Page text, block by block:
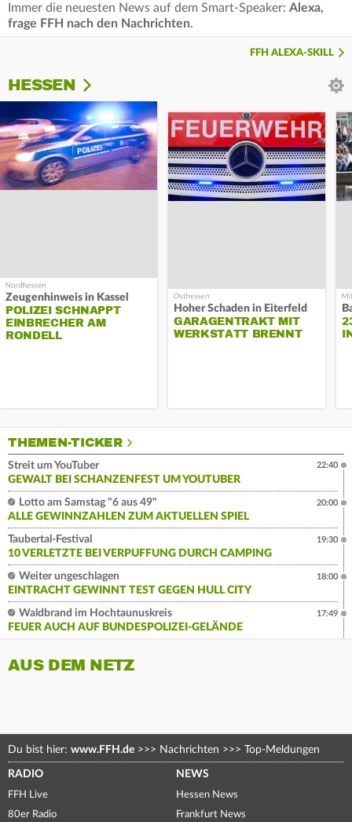
Immer die neuesten News auf dem Smart-Speaker: Alexa,
frage FFH nach den Nachrichten.
FFH ALEXA-SKILL
HESSEN
Zeugenhinweis in Kassel
POLIZEI SCHNAPPT
EINBRECHER AM
RONDELL
Hoher Schaden in Eiterfeld
GARAGENTRAKT MIT
WERKSTATT BRENNT
THEMEN-TICKER
Streit um YouTuber
GEWALT BEI SCHANZENFEST UM YOUTUBER
22:40
Lotto am Samstag "6 aus 49"
ALLE GEWINNZAHLEN ZUM AKTUELLEN SPIEL
20:00
Taubertal-Festival
10 VERLETZTE BEI VERPUFFUNG DURCH CAMPING
19:30
Weiter ungeschlagen
EINTRACHT GEWINNT TEST GEGEN HULL CITY
18:00
Waldbrand im Hochtaunuskreis
FEUER AUCH AUF BUNDESPOLIZEI-GELÄNDE
17:49
AUS DEM NETZ
Du bist hier: www.FFH.de >>> Nachrichten >>> Top-Meldungen
RADIO
FFH Live
80er Radio
NEWS
Hessen News
Frankfurt News